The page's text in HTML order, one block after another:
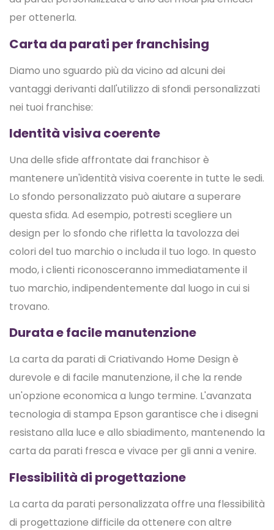
per ottenerla.
Carta da parati per franchising
Diamo uno sguardo più da vicino ad alcuni dei
vantaggi derivanti dall'utilizzo di sfondi personalizzati
nei tuoi franchise:
Identità visiva coerente
Una delle sfide affrontate dai franchisor è
mantenere un'identità visiva coerente in tutte le sedi.
Lo sfondo personalizzato può aiutare a superare
questa sfida. Ad esempio, potresti scegliere un
design per lo sfondo che rifletta la tavolozza dei
colori del tuo marchio o includa il tuo logo. In questo
modo, i clienti riconosceranno immediatamente il
tuo marchio, indipendentemente dal luogo in cui si
trovano.
Durata e facile manutenzione
La carta da parati di Criativando Home Design è
durevole e di facile manutenzione, il che la rende
un'opzione economica a lungo termine. L'avanzata
tecnologia di stampa Epson garantisce che i disegni
resistano alla luce e allo sbiadimento, mantenendo la
carta da parati fresca e vivace per gli anni a venire.
Flessibilità di progettazione
La carta da parati personalizzata offre una flessibilità
di progettazione difficile da ottenere con altre